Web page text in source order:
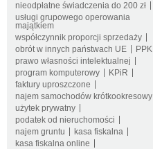
nieodpłatne świadczenia do 200 zł
usługi grupowego operowania
majątkiem
współczynnik proporcji sprzedaży
obrót w innych państwach UE
PPK
prawo własności intelektualnej
program komputerowy
KPiR
faktury uproszczone
najem samochodów krótkookresowy
użytek prywatny
podatek od nieruchomości
najem gruntu
kasa fiskalna
kasa fiskalna online